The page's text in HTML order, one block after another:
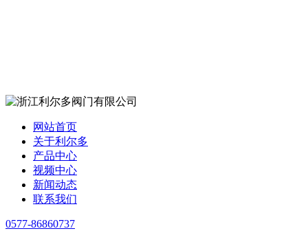
网站首页
关于利尔多
产品中心
视频中心
新闻动态
联系我们
0577-86860737